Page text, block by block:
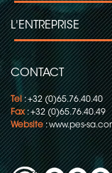
CONTACT
Tel: +32 (0)65.76.40.40
Fax: +32 (0)65.76.40.49
Website:www.pes-
L'ENTREPRISE